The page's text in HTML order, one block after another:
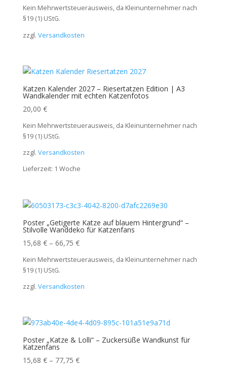
Kein Mehrwertsteuerausweis, da Kleinunternehmer nach
§19 (1) UStG.
zzgl. Versandkosten
Katzen Kalender 2027 – Riesertatzen Edition | A3
Wandkalender mit echten Katzenfotos
20,00 €
Kein Mehrwertsteuerausweis, da Kleinunternehmer nach
§19 (1) UStG.
zzgl. Versandkosten
Lieferzeit: 1 Woche
Poster „Getigerte Katze auf blauem Hintergrund“ –
Stilvolle Wanddeko für Katzenfans
15,68 €– 66,75 €
Kein Mehrwertsteuerausweis, da Kleinunternehmer nach
§19 (1) UStG.
zzgl. Versandkosten
Poster „Katze & Lolli“ – Zuckersüße Wandkunst für
Katzenfans
15,68 €– 77,75 €